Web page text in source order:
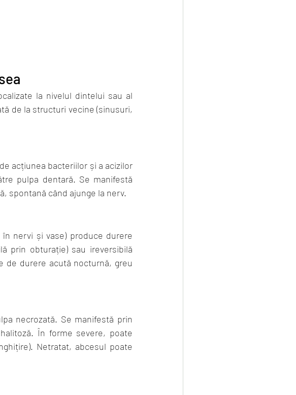
la nivelul dintelui sau al
de la structuri vecine (sinusuri,
acțiunea bacteriilor și a acizilor
pulpa dentară. Se manifestă
spontană când ajunge la nerv.
nervi și vase) produce durere
prin obturație) sau ireversibilă
de durere acută nocturnă, greu
necrozată. Se manifestă prin
În forme severe, poate
Netratat, abcesul poate